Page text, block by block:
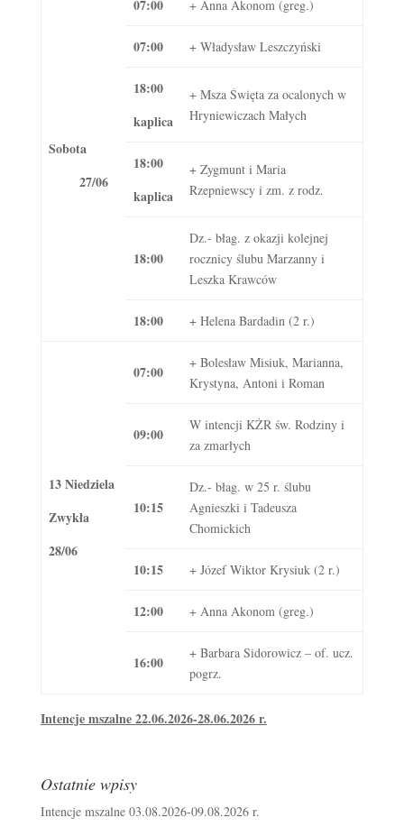
Sobota
27/06
07:00 + Anna Akonom (greg.)
07:00 + Władysław Leszczyński
18:00
kaplica
+ Msza Święta za ocalonych w
Hryniewiczach Małych
18:00
kaplica
+ Zygmunt i Maria
Rzepniewscy i zm. z rodz.
18:00
Dz.- błag. z okazji kolejnej
rocznicy ślubu Marzanny i
Leszka Krawców
18:00 + Helena Bardadin (2 r.)
13 Niedziela
Zwykła
28/06
07:00
+ Bolesław Misiuk, Marianna,
Krystyna, Antoni i Roman
09:00
W intencji KŻR św. Rodziny i
za zmarłych
10:15
Dz.- błag. w 25 r. ślubu
Agnieszki i Tadeusza
Chomickich
10:15 + Józef Wiktor Krysiuk (2 r.)
12:00 + Anna Akonom (greg.)
16:00
+ Barbara Sidorowicz – of. ucz.
pogrz.
Intencje mszalne 22.06.2026-28.06.2026 r.
Ostatnie wpisy
Intencje mszalne 03.08.2026-09.08.2026 r.